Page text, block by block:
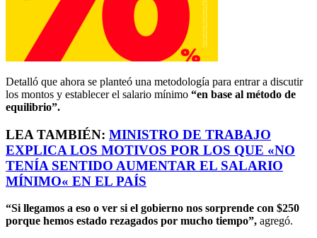
Detalló que ahora se planteó una metodología para entrar a discutir
los montos y establecer el salario mínimo “en base al método de
equilibrio”.
LEA TAMBIÉN: MINISTRO DE TRABAJO
EXPLICA LOS MOTIVOS POR LOS QUE «NO
TENÍA SENTIDO AUMENTAR EL SALARIO
MÍNIMO« EN EL PAÍS
“Si llegamos a eso o ver si el gobierno nos sorprende con $250
porque hemos estado rezagados por mucho tiempo”, agregó.